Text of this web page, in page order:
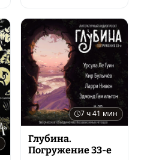
7 ч 41 мин
Глубина.
Погружение 33-е